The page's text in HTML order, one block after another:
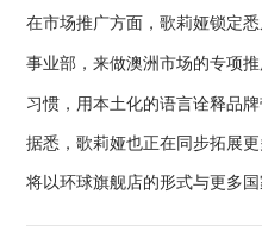
在市场推广方面，歌莉娅锁定
事业部，来做澳洲市场的专项
习惯，用本土化的语言诠释品牌
据悉，歌莉娅也正在同步拓展
将以环球旗舰店的形式与更多国